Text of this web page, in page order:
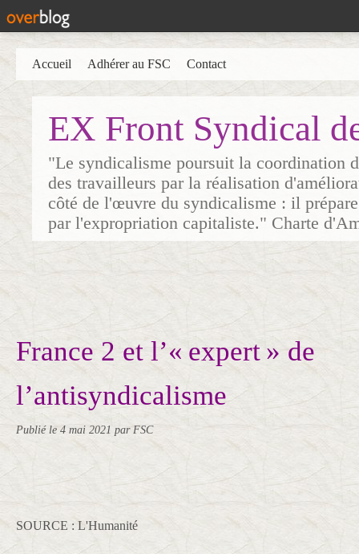
EX Front Syndical
"Le syndicalisme poursuit la coordination
des travailleurs par la réalisation
côté de l'œuvre du syndicalisme : il
par l'expropriation capitaliste." Charte
Accueil Adhérer au FSC Contact
France 2 et l’« expert » de
l’antisyndicalisme
Publié le 4 mai 2021 par FSC
SOURCE : L'Humanité